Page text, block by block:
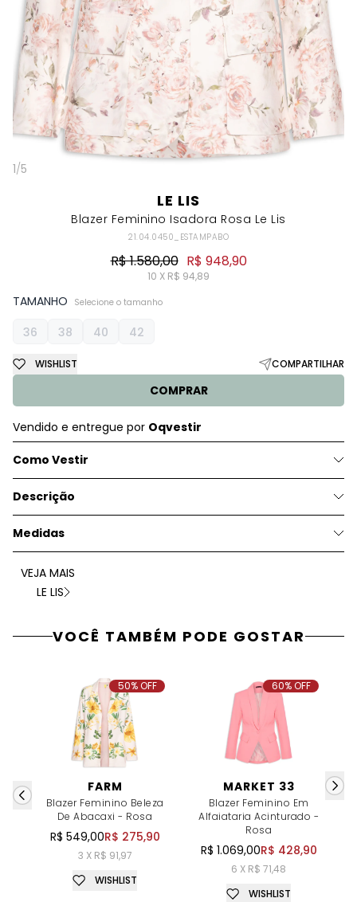
1/5
LE LIS
Blazer Feminino Isadora Rosa Le Lis
21.04.0450_ESTAMPABO
R$ 1.580,00 R$ 948,90
10 X R$ 94,89
TAMANHO Selecione o tamanho
36 38 40 42
COMPRAR
WISHLIST COMPARTILHAR
Vendido e entregue por Oqvestir
Como Vestir
Descrição
Medidas
VEJA MAIS
LE LIS
VOCÊ TAMBÉM PODE GOSTAR
FARM
Blazer Feminino Beleza
De Abacaxi - Rosa
R$ 549,00R$ 275,90
3 X R$ 91,97
50% OFF
WISHLIST
MARKET 33
Blazer Feminino Em
Alfaiataria Acinturado -
Rosa
R$ 1.069,00R$ 428,90
6 X R$ 71,48
60% OFF
WISHLIST